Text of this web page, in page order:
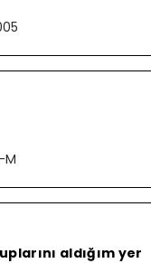
M
aldığım yer